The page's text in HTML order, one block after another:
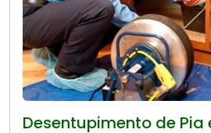
Desentupimento de Pia